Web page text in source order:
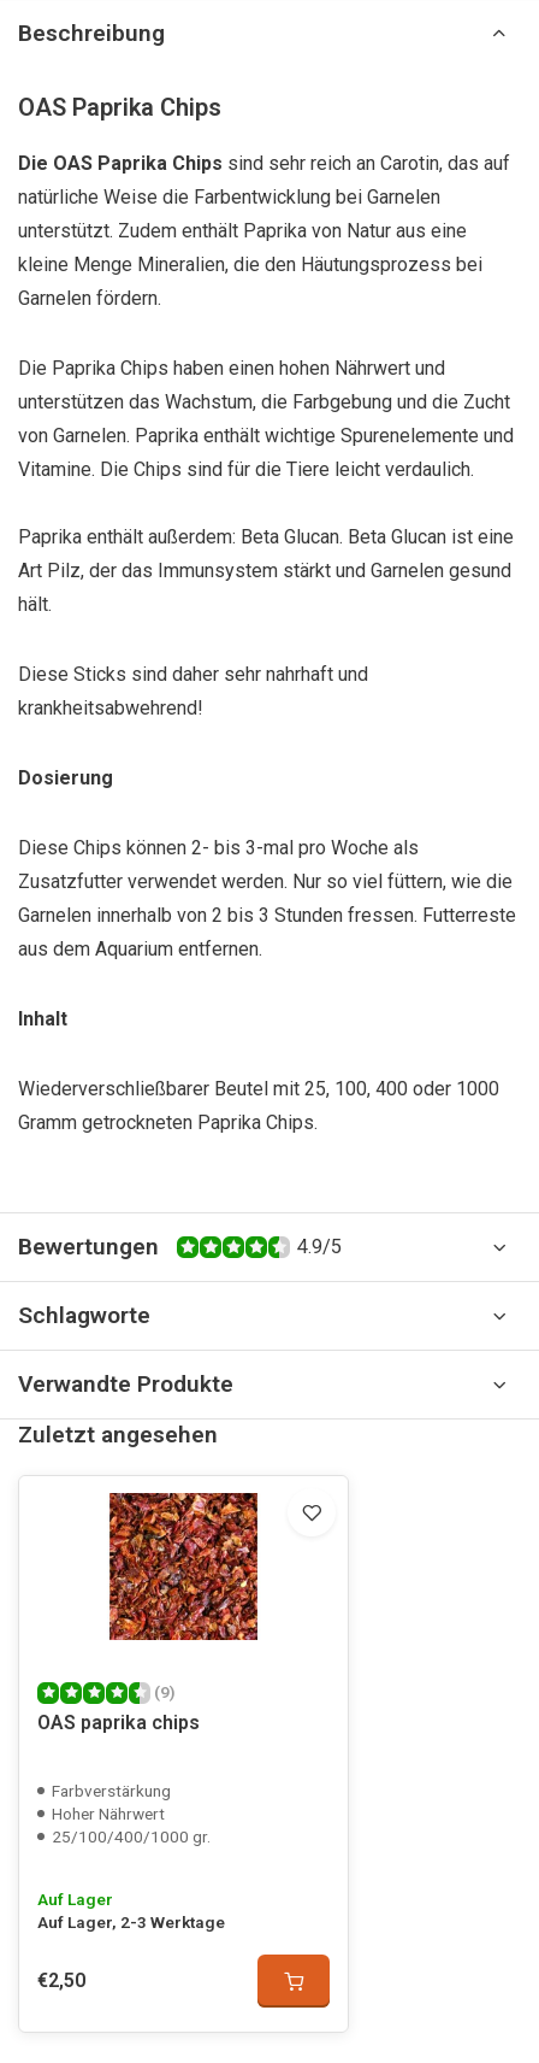
Beschreibung
OAS Paprika Chips
Die OAS Paprika Chips sind sehr reich an Carotin, das auf
natürliche Weise die Farbentwicklung bei Garnelen
unterstützt. Zudem enthält Paprika von Natur aus eine
kleine Menge Mineralien, die den Häutungsprozess bei
Garnelen fördern.
Die Paprika Chips haben einen hohen Nährwert und
unterstützen das Wachstum, die Farbgebung und die Zucht
von Garnelen. Paprika enthält wichtige Spurenelemente und
Vitamine. Die Chips sind für die Tiere leicht verdaulich.
Paprika enthält außerdem: Beta Glucan. Beta Glucan ist eine
Art Pilz, der das Immunsystem stärkt und Garnelen gesund
hält.
Diese Sticks sind daher sehr nahrhaft und
krankheitsabwehrend!
Dosierung
Diese Chips können 2- bis 3-mal pro Woche als
Zusatzfutter verwendet werden. Nur so viel füttern, wie die
Garnelen innerhalb von 2 bis 3 Stunden fressen. Futterreste
aus dem Aquarium entfernen.
Inhalt
Wiederverschließbarer Beutel mit 25, 100, 400 oder 1000
Gramm getrockneten Paprika Chips.
Bewertungen 4.9/5
Schlagworte
Verwandte Produkte
Zuletzt angesehen
(9)
OAS paprika chips
Farbverstärkung
Hoher Nährwert
25/100/400/1000 gr.
Auf Lager
Auf Lager, 2-3 Werktage
€2,50